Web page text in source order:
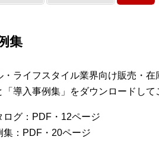
集
・ライフスタイル業界向け販売・
「導入事例集」をダウンロードして
ログ：PDF・12ページ
集：PDF・20ページ